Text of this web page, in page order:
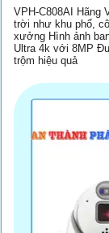
VPH-C808AI Hãng
trời như khu phố,
xưởng Hình ảnh
Ultra 4k với 8MP
trộm hiệu quả